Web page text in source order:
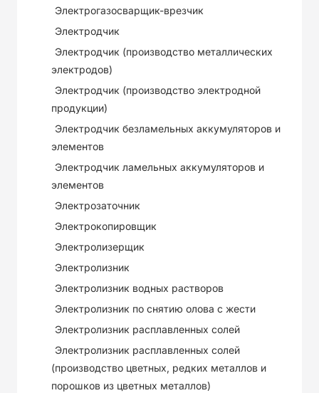
Электрогазосварщик-врезчик
Электродчик
Электродчик (производство металлических
электродов)
Электродчик (производство электродной
продукции)
Электродчик безламельных аккумуляторов и
элементов
Электродчик ламельных аккумуляторов и
элементов
Электрозаточник
Электрокопировщик
Электролизерщик
Электролизник
Электролизник водных растворов
Электролизник по снятию олова с жести
Электролизник расплавленных солей
Электролизник расплавленных солей
(производство цветных, редких металлов и
порошков из цветных металлов)